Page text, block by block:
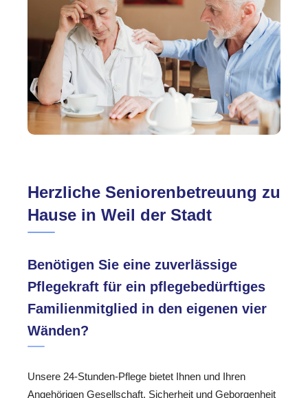
Herzliche Seniorenbetreuung zu
Hause in Weil der Stadt
Benötigen Sie eine zuverlässige
Pflegekraft für ein pflegebedürftiges
Familienmitglied in den eigenen vier
Wänden?
Unsere 24-Stunden-Pflege bietet Ihnen und Ihren
Angehörigen Gesellschaft, Sicherheit und Geborgenheit